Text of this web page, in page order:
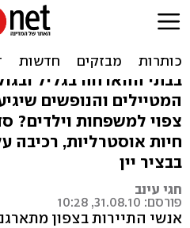
שנה טובה
גבוהה בצימרים
בבתי ההארחה בגליל
המטיילים והנופשים
צפוי למשפחות וילדים?
חיות אוסטרליות, רכיבה
בבציר יין
חגי עינב
פורסם: 31.08.10, 10:28
אנשי התיירות בצפון